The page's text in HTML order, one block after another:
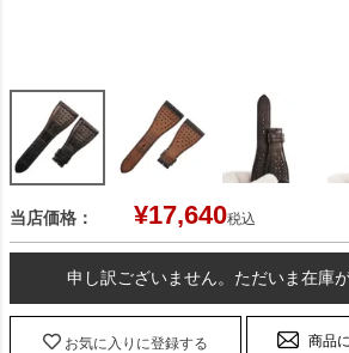
当店価格： ¥17,640税込
申し訳ございません。ただいま在庫
お気に入りに登録する 商品